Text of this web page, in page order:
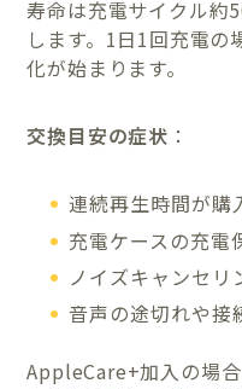
寿命は充電サイクル約
します。1日1回充電
化が始まります。
交換目安の症状 ：
連続再生時間が購
充電ケースの充電
ノイズキャンセリ
音声の途切れや接
AppleCare+加入の場